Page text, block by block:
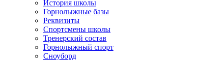
История школы
Горнолыжные базы
Реквизиты
Спортсмены школы
Тренерский состав
Горнолыжный спорт
Сноуборд